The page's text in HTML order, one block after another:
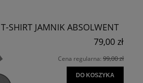
SHIRT JAMNIK ABSOLWENT
79,00 zł
Cena regularna: 99,00 zł
DO KOSZYKA